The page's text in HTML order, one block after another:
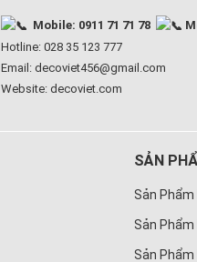
Mobile: 0911 71 71 78
Hotline: 028 35 123 777
Email: decoviet456@gmail.com
Website:decoviet.com
SẢN
Sản Phẩm
Sản Phẩm
Sản